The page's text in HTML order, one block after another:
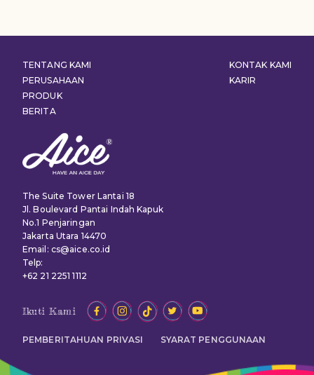
The Suite Tower Lantai 18
Jl. Boulevard Pantai Indah Kapuk
No.1 Penjaringan
Jakarta Utara 14470
Email: cs@aice.co.id
Telp:
+62 21 2251 1112
TENTANG KAMI
PERUSAHAAN
PRODUK
BERITA
KONTAK KAMI
KARIR
Ikuti Kami
PEMBERITAHUAN PRIVASI SYARAT PENGGUNAAN